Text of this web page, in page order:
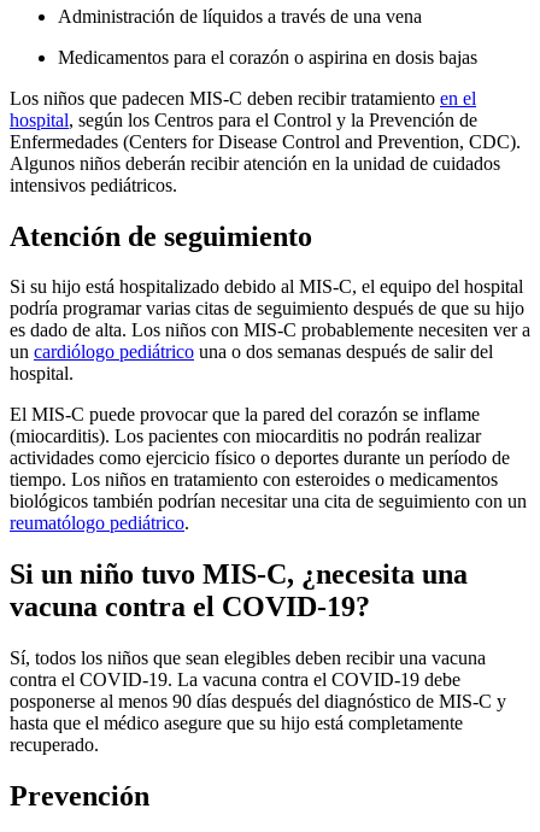
Administración de líquidos a través de una vena
Medicamentos para el corazón o aspirina en dosis bajas
Los niños que padecen MIS-C deben recibir tratamiento en el
hospital, según los Centros para el Control y la Prevención de
Enfermedades (Centers for Disease Control and Prevention, CDC).
Algunos niños deberán recibir atención en la unidad de cuidados
intensivos pediátricos.
Atención de seguimiento
Si su hijo está hospitalizado debido al MIS-C, el equipo del hospital
podría programar varias citas de seguimiento después de que su hijo
es dado de alta. Los niños con MIS-C probablemente necesiten ver a
un cardiólogo pediátrico una o dos semanas después de salir del
hospital.
El MIS-C puede provocar que la pared del corazón se inflame
(miocarditis). Los pacientes con miocarditis no podrán realizar
actividades como ejercicio físico o deportes durante un período de
tiempo. Los niños en tratamiento con esteroides o medicamentos
biológicos también podrían necesitar una cita de seguimiento con un
reumatólogo pediátrico.
Si un niño tuvo MIS-C, ¿necesita una
vacuna contra el COVID-19?
Sí, todos los niños que sean elegibles deben recibir una vacuna
contra el COVID-19. La vacuna contra el COVID-19 debe
posponerse al menos 90 días después del diagnóstico de MIS-C y
hasta que el médico asegure que su hijo está completamente
recuperado.
Prevención